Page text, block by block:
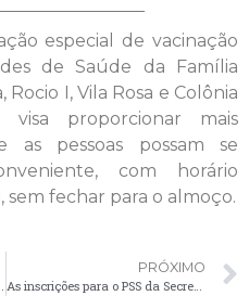
especial de vacinação
de Saúde da Família
Rocio I, Vila Rosa e Colônia
visa proporcionar mais
as pessoas possam se
com horário
sem fechar para o almoço.
na última semana
PRÓXIMO
As inscrições para o PSS da Secretaria de Assistência Social vão até sexta-feira (26)